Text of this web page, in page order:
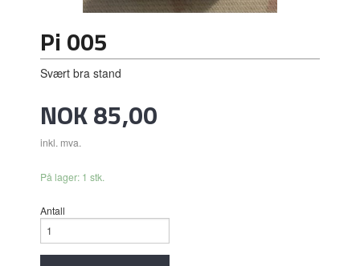
Pi 005
Svært bra stand
Pris
NOK85,00
inkl. mva.
På lager: 1 stk.
Antall